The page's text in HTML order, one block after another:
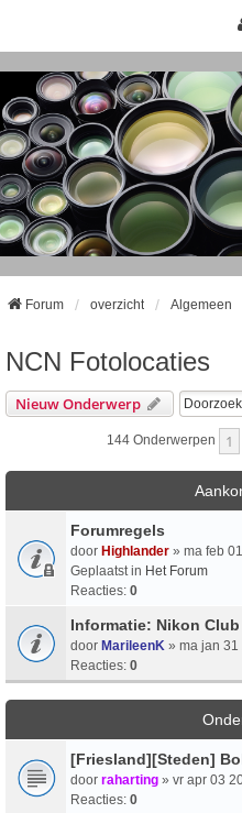
Forum overzicht Algemeen
NCN Fotolocaties
Nieuw Onderwerp
144 Onderwerpen 1
Forumregels
door Highlander » ma feb
Geplaatst in Het Forum
Reacties: 0
Informatie: Nikon
door MarileenK » ma jan 31
Reacties: 0
[Friesland][Steden]
door raharting » vr apr 03
Reacties: 0